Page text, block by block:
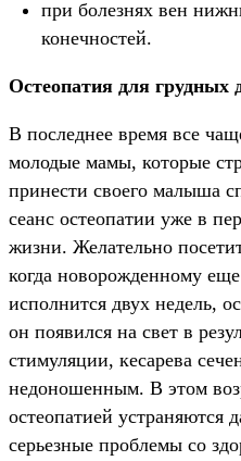
при болезнях вен
конечностей.
Остеопатия для грудных
В последнее время все
молодые мамы, которые
принести своего малыша
сеанс остеопатии уже в
жизни. Желательно
когда новорожденному
исполнится двух недель,
он появился на свет в
стимуляции, кесарева
недоношенным. В этом
остеопатией устраняются
серьезные проблемы со